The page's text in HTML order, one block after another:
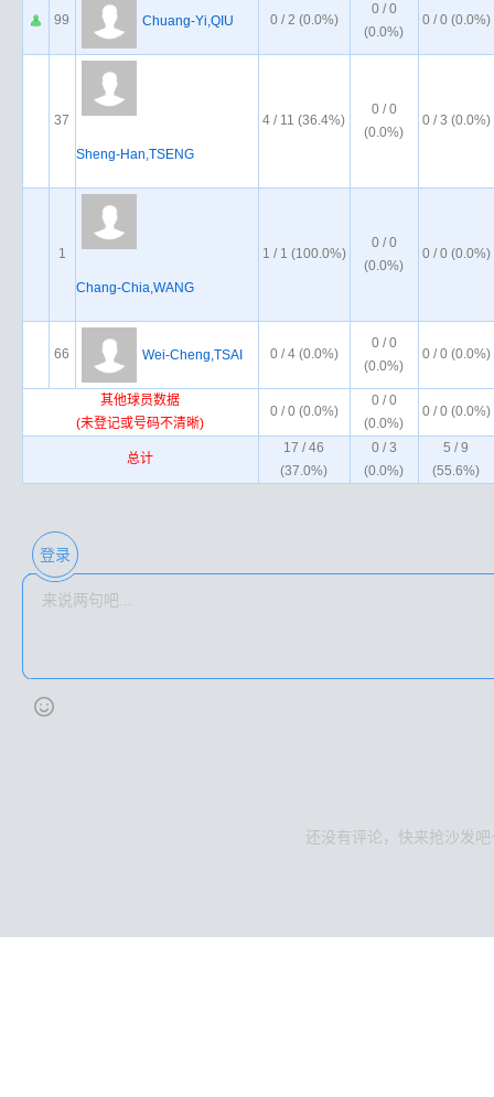
99 Chuang-Yi,QIU 0 / 2 (0.0%)
0 / 0
(0.0%)
0 / 0 (0.0%)
37
Sheng-Han,TSENG
4 / 11 (36.4%)
0 / 0
(0.0%)
0 / 3 (0.0%)
1
Chang-Chia,WANG
1 / 1 (100.0%)
0 / 0
(0.0%)
0 / 0 (0.0%)
66 Wei-Cheng,TSAI 0 / 4 (0.0%)
0 / 0
(0.0%)
0 / 0 (0.0%)
其他球员数据
(未登记或号码不清晰)
0 / 0 (0.0%)
0 / 0
(0.0%)
0 / 0 (0.0%)
总计
17 / 46
(37.0%)
0 / 3
(0.0%)
5 / 9
(55.6%)
登录
还没有评论，快来抢沙发吧